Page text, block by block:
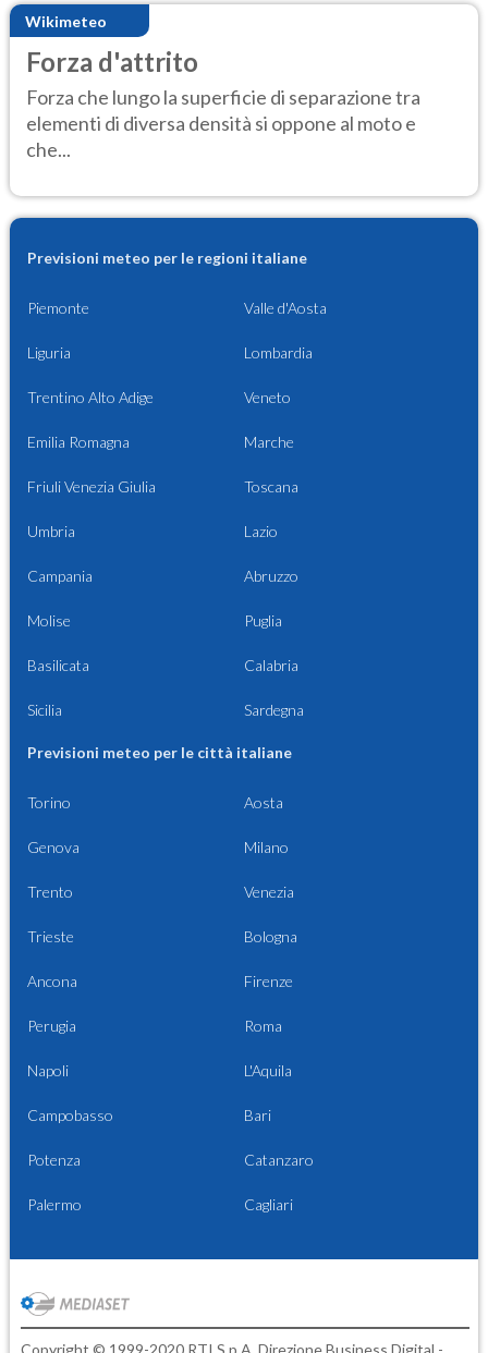
Wikimeteo
Forza d'attrito
Forza che lungo la superficie di separazione tra
elementi di diversa densità si oppone al moto e
che...
Previsioni meteo per le regioni italiane
Piemonte Valle d'Aosta
Liguria Lombardia
Trentino Alto Adige Veneto
Emilia Romagna Marche
Friuli Venezia Giulia Toscana
Umbria Lazio
Campania Abruzzo
Molise Puglia
Basilicata Calabria
Sicilia Sardegna
Previsioni meteo per le città italiane
Torino Aosta
Genova Milano
Trento Venezia
Trieste Bologna
Ancona Firenze
Perugia Roma
Napoli L'Aquila
Campobasso Bari
Potenza Catanzaro
Palermo Cagliari
Copyright © 1999-2020 RTI S.p.A. Direzione Business Digital -